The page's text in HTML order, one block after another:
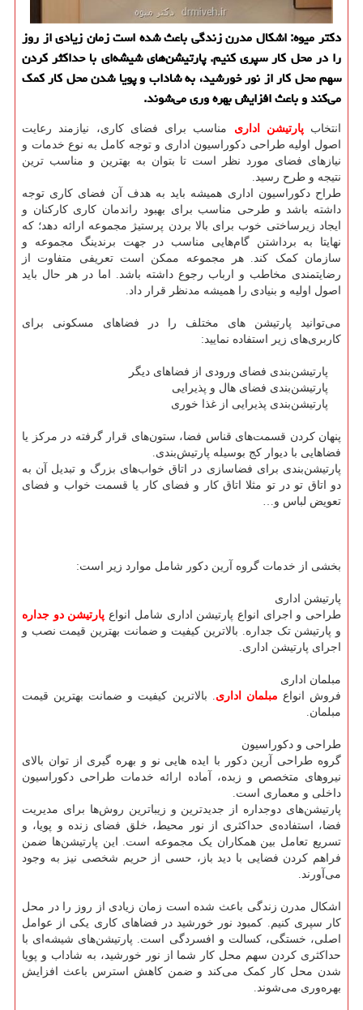
دكتر میوه: اشكال مدرن زندگی باعث شده است زمان زیادی از روز
را در محل كار سپری كنیم. پارتیشن‌های شیشه‌ای با حداكثر كردن
سهم محل كار از نور خورشید، به شاداب و پویا شدن محل كار كمك
می‌كند و باعث افزایش بهره وری می‌شوند.
انتخابپارتیشن اداری مناسب برای فضای کاری، نیازمند رعایت
اصول اولیه طراحی دکوراسیون اداری و توجه کامل به نوع خدمات و
نیازهای فضای مورد نظر است تا بتوان به بهترین و مناسب ترین
نتیجه و طرح رسید.
طراح دکوراسیون اداری همیشه باید به هدف آن فضای کاری توجه
داشته باشد و طرحی مناسب برای بهبود راندمان کاری کارکنان و
ایجاد زیرساختی خوب برای بالا بردن پرستیژ مجموعه ارائه دهد؛ که
نهایتا به برداشتن گام‌هایی مناسب در جهت برندینگ مجموعه و
سازمان کمک کند. هر مجموعه‌ ممکن است تعریفی متفاوت از
رضایتمندی مخاطب و ارباب رجوع داشته باشد. اما در هر حال باید
اصول اولیه و بنیادی را همیشه مدنظر قرار داد.
می‌توانید پارتیشن‌ های مختلف را در فضاهای مسکونی برای
کاربری‌های زیر استفاده نمایید:
پارتیشن‌بندی فضای ورودی از فضاهای دیگر
پارتیشن‌بندی فضای هال و پذیرایی
پارتیشن‌بندی پذیرایی از غذا خوری
پنهان کردن قسمت‌های قناس فضا، ستون‌های قرار‌ گرفته در مرکز یا
فضاهایی با دیوار کج بوسیله پارتیش‌‌بندی.
پارتیشن‌بندی برای فضاسازی در اتاق خواب‌های بزرگ و تبدیل آن به
دو اتاق تو در تو مثلا اتاق کار و فضای کار یا قسمت خواب و فضای
تعویض لباس و…
بخشی از خدمات گروه آرین دکور شامل موارد زیر است:
پارتیشن اداری
طراحی و اجرای انواع پارتیشن اداری شامل انواع پارتیشن دو جداره
و پارتیشن تک جداره. بالاترین کیفیت و ضمانت بهترین قیمت نصب و
اجرای پارتیشن اداری.
مبلمان اداری
فروش انواع مبلمان اداری . بالاترین کیفیت و ضمانت بهترین قیمت
مبلمان.
طراحی و دکوراسیون
گروه طراحی آرین دکور با ایده هایی نو و بهره گیری از توان بالای
نیروهای متخصص و زبده، آماده ارائه خدمات طراحی دکوراسیون
داخلی و معماری است.
پارتیشن‌های دوجداره از جدیدترین و زیباترین روش‌ها برای مدیریت
فضا، استفاده‌ی حداکثری از نور محیط، خلق فضای زنده و پویا، و
تسریع تعامل بین همکاران یک مجموعه است. این پارتیشن‌ها ضمن
فراهم کردن فضایی با دید باز، حسی از حریم شخصی نیز به وجود
می‌آورند.
اشکال مدرن زندگی باعث شده است زمان زیادی از روز را در محل
کار سپری کنیم. کمبود نور خورشید در فضاهای کاری یکی از عوامل
اصلی، خستگی، کسالت و افسردگی است. پارتیشن‌های شیشه‌ای با
حداکثری کردن سهم محل کار شما از نور خورشید، به شاداب و پویا
شدن محل کار کمک می‌کند و ضمن کاهش استرس باعث افزایش
بهره‌وری می‌شوند.